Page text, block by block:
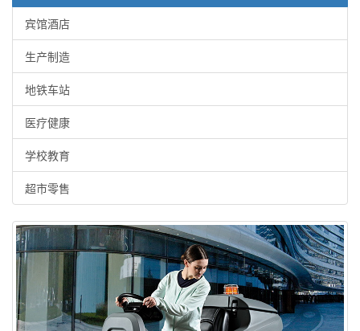
宾馆酒店
生产制造
地铁车站
医疗健康
学校教育
超市零售